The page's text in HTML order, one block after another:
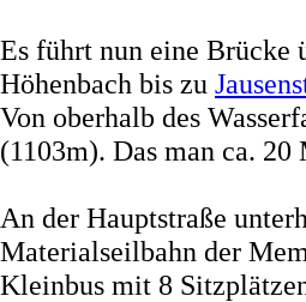
Es führt nun eine Brücke
Höhenbach bis zu
Von oberhalb des
(1103m). Das man ca.
An der Hauptstraße
Materialseilbahn der
Kleinbus mit 8